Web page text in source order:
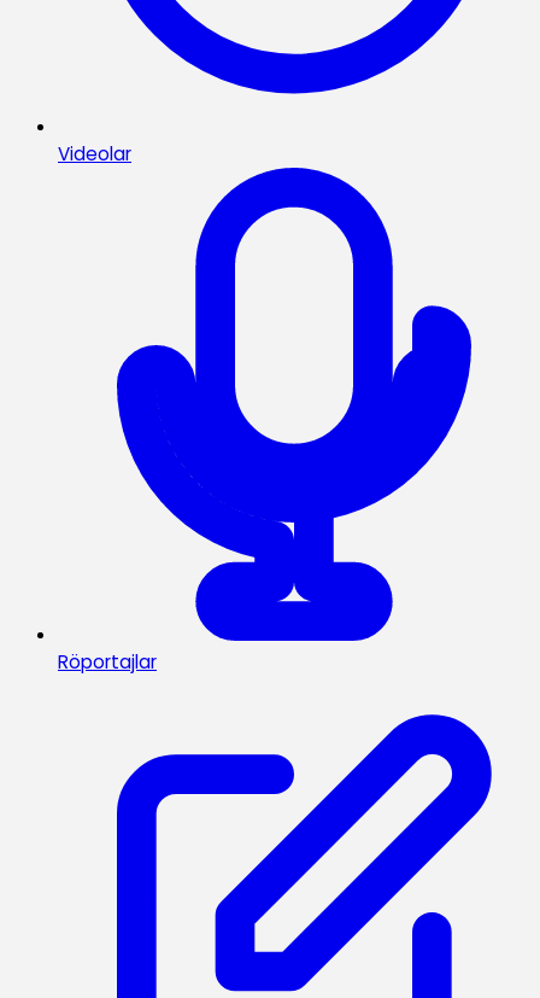
Videolar
Röportajlar